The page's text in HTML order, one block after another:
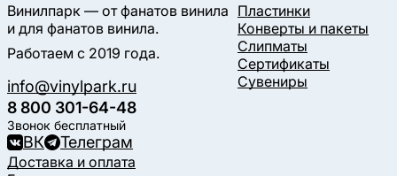
Винилпарк — от фанатов винила
и для фанатов винила.
Работаем с 2019 года.
info@vinylpark.ru
8 800 301-64-48
Звонок бесплатный
ВК Телеграм
Пластинки
Конверты и пакеты
Слипматы
Сертификаты
Сувениры
Доставка и оплата